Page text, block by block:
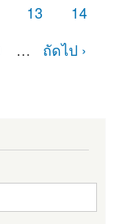
13
14
…
ถัดไป ›